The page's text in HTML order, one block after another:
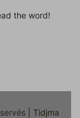
the word!
| Tidjma